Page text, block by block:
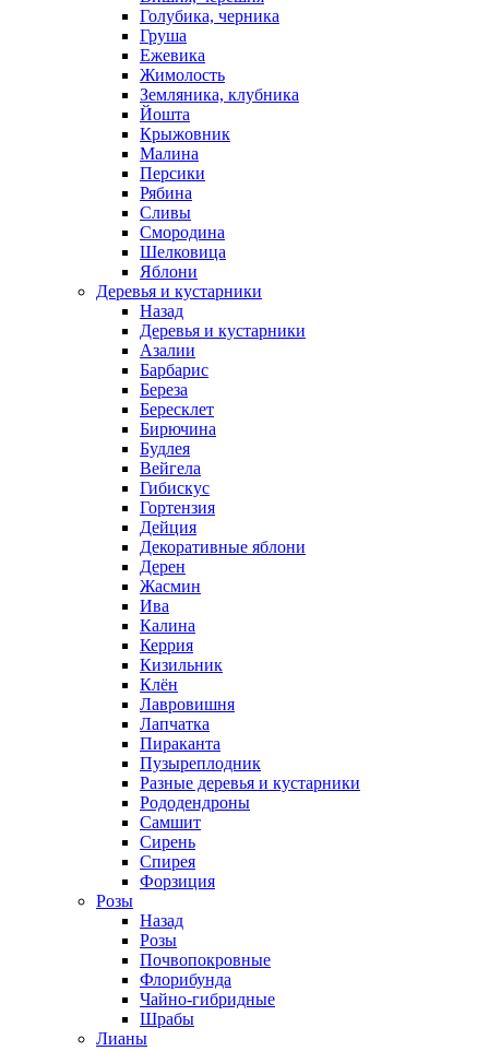
Голубика, черника
Груша
Ежевика
Жимолость
Земляника, клубника
Йошта
Крыжовник
Малина
Персики
Рябина
Сливы
Смородина
Шелковица
Яблони
Деревья и кустарники
Назад
Деревья и кустарники
Азалии
Барбарис
Береза
Бересклет
Бирючина
Будлея
Вейгела
Гибискус
Гортензия
Дейция
Декоративные яблони
Дерен
Жасмин
Ива
Калина
Керрия
Кизильник
Клён
Лавровишня
Лапчатка
Пираканта
Пузыреплодник
Разные деревья и кустарники
Рододендроны
Самшит
Сирень
Спирея
Форзиция
Розы
Назад
Розы
Почвопокровные
Флорибунда
Чайно-гибридные
Шрабы
Лианы